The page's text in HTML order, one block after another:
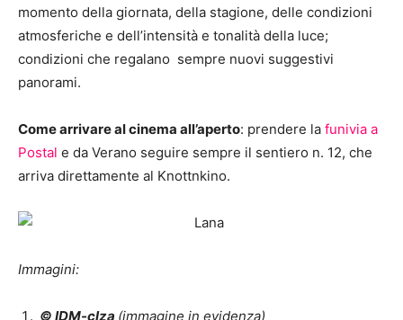
momento della giornata, della stagione, delle condizioni
atmosferiche e dell’intensità e tonalità della luce;
condizioni che regalano sempre nuovi suggestivi
panorami.
Come arrivare al cinema all’aperto: prendere la funivia a
Postal e da Verano seguire sempre il sentiero n. 12, che
arriva direttamente al Knottnkino.
Immagini:
© IDM-clza (immagine in evidenza)